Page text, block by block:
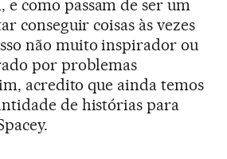
e como passam de ser um
conseguir coisas às vezes
não muito inspirador ou
por problemas
acredito que ainda temos
de histórias para